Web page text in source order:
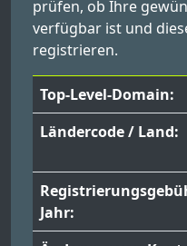
prüfen, ob Ihre
verfügbar ist und
registrieren.
Top-Level-Domain:
Ländercode / Land:
Jahr: